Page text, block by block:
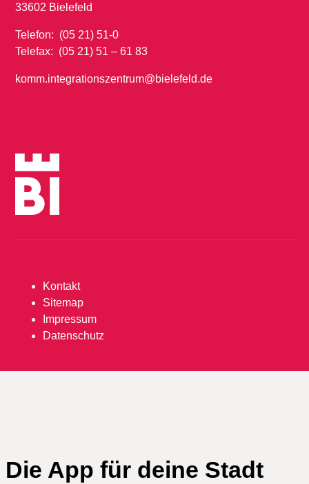
33602 Bielefeld
Telefon: (05 21) 51-0
Telefax: (05 21) 51 – 61 83
komm.integrationszentrum@bielefeld.de
Kontakt
Sitemap
Impressum
Datenschutz
Die App für deine Stadt